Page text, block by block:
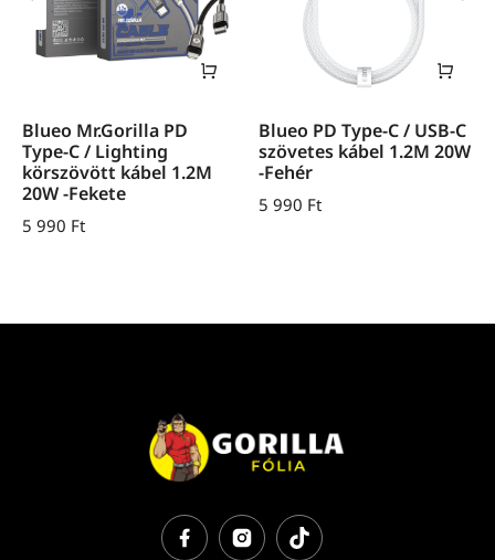
Blueo Mr.Gorilla PD
Type-C / Lighting
körszövött kábel 1.2M
20W -Fekete
5 990 Ft
Blueo PD Type-C / USB-C
szövetes kábel 1.2M 20W
-Fehér
5 990 Ft